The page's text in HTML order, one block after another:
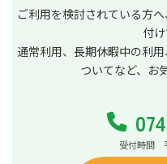
ご利用を検討されている方
付け
通常利用、長期休暇中の利
ついてなど、お
受付時間